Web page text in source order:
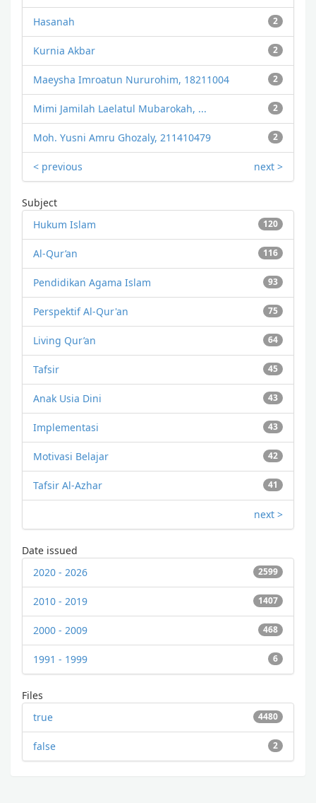
2
Hasanah
2
Kurnia Akbar
2
Maeysha Imroatun Nururohim, 18211004
2
Mimi Jamilah Laelatul Mubarokah, ...
2
Moh. Yusni Amru Ghozaly, 211410479
< previous next >
Subject
120
Hukum Islam
116
Al-Qur’an
93
Pendidikan Agama Islam
75
Perspektif Al-Qur'an
64
Living Qur’an
45
Tafsir
43
Anak Usia Dini
43
Implementasi
42
Motivasi Belajar
41
Tafsir Al-Azhar
next >
Date issued
2599
2020 - 2026
1407
2010 - 2019
468
2000 - 2009
6
1991 - 1999
Files
4480
true
2
false